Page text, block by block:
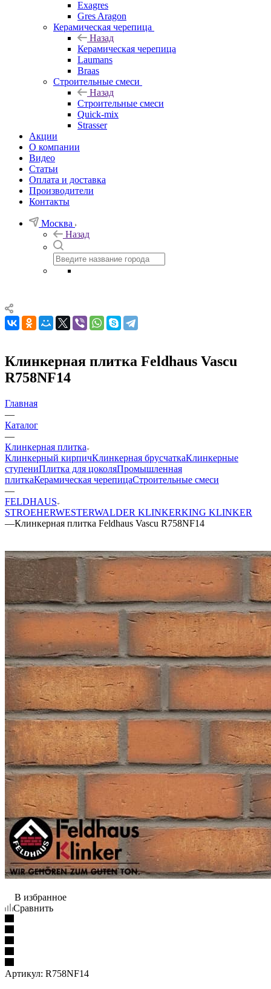
Exagres
Gres Aragon
Керамическая черепица
Назад
Керамическая черепица
Laumans
Braas
Строительные смеси
Назад
Строительные смеси
Quick-mix
Strasser
Акции
О компании
Видео
Статьи
Оплата и доставка
Производители
Контакты
Москва
Назад
Клинкерная плитка Feldhaus Vascu
R758NF14
Главная
—
Каталог
—
Клинкерная плитка
Клинкерный кирпичКлинкерная брусчаткаКлинкерные
ступениПлитка для цоколяПромышленная
плиткаКерамическая черепицаСтроительные смеси
—
FELDHAUS
STROEHERWESTERWALDER KLINKERKING KLINKER
—Клинкерная плитка Feldhaus Vascu R758NF14
В избранное
Сравнить
Артикул: R758NF14